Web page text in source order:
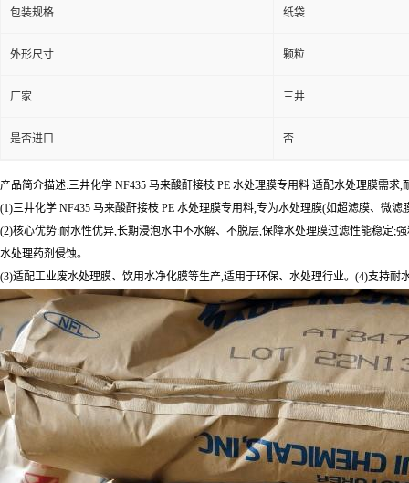
包装规格 纸袋
外形尺寸 颗粒
厂家 三井
是否进口 否
产品简介描述:三井化学 NF435 马来酸酐接枝 PE 水处理膜专用料 适配水处理膜需求,
(1)三井化学 NF435 马来酸酐接枝 PE 水处理膜专用料,专为水处理膜(如超滤膜、微
(2)核心优势:耐水性优异,长期浸泡水中不水解、不脱层,保障水处理膜过滤性能稳定;
水处理药剂侵蚀。
(3)适配工业废水处理膜、饮用水净化膜等生产,适用于环保、水处理行业。(4)支持